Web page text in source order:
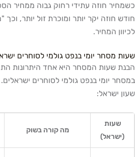
כשמחיר חוזה עתידי רחוק גבוה ממחיר
חודש חוזה יקר יותר ומוכרת זול יותר,
לכיוון המחיר.
שעות מסחר יומי בנפט גולמי לסוחרים
הבנת שעות המסחר היא אחד היתרונות
במסחר יומי בנפט גולמי לסוחרים
שעון ישראל:
שעות
(ישראל)
מה קורה בשוק